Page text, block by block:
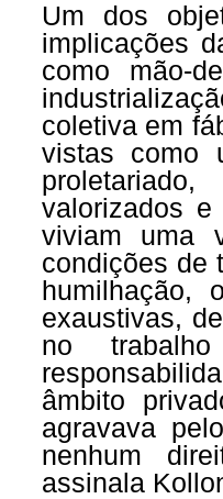
Um dos
implicações
como mão-
coletiva em
vistas como
valorizados
viviam uma
condições de
humilhação,
exaustivas,
no
âmbito
agravava
nenhum
assinala